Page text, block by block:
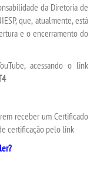
da Diretoria de
que, atualmente, está
e o encerramento do
acessando o link
receber um Certificado
certificação pelo link